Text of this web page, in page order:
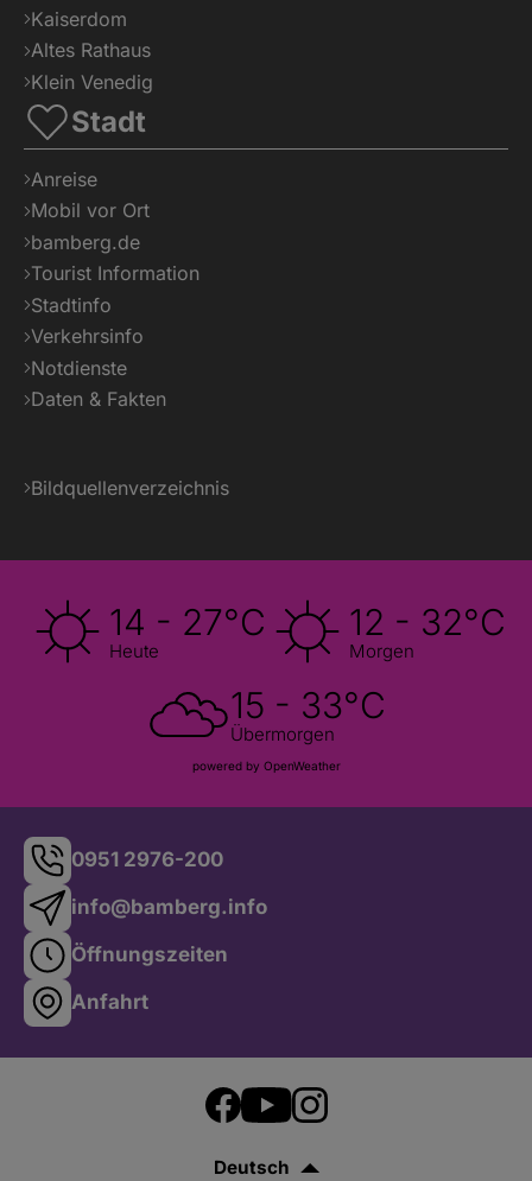
Kaiserdom
Altes Rathaus
Klein Venedig
Stadt
Anreise
Mobil vor Ort
bamberg.de
Tourist Information
Stadtinfo
Verkehrsinfo
Notdienste
Daten & Fakten
Bildquellenverzeichnis
14 - 27°C
Heute
12 - 32°C
Morgen
15 - 33°C
Übermorgen
powered by OpenWeather
0951 2976-200
info@bamberg.info
Öffnungszeiten
Anfahrt
Deutsch